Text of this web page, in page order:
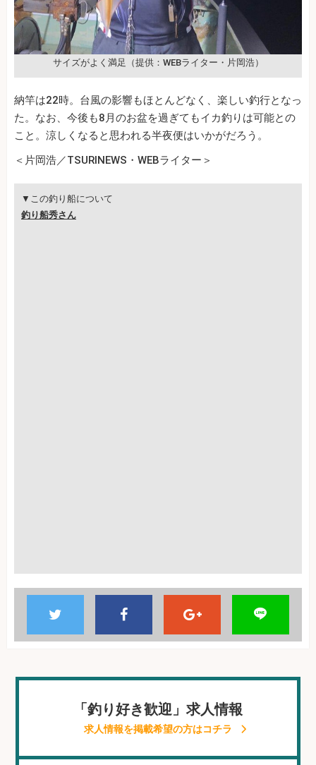
サイズがよく満足（提供：WEBライター・片岡浩）
納竿は22時。台風の影響もほとんどなく、楽しい釣行となっ
た。なお、今後も8月のお盆を過ぎてもイカ釣りは可能との
こと。涼しくなると思われる半夜便はいかがだろう。
＜片岡浩／TSURINEWS・WEBライター＞
▼この釣り船について
釣り船秀さん
「釣り好き歓迎」求人情報
求人情報を掲載希望の方はコチラ